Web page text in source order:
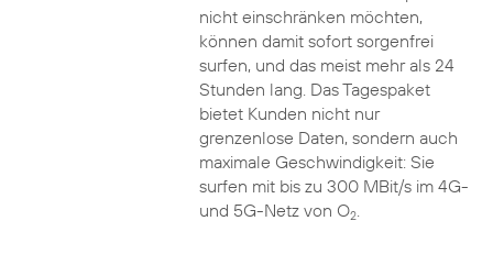
nicht einschränken möchten,
können damit sofort sorgenfrei
surfen, und das meist mehr als 24
Stunden lang. Das Tagespaket
bietet Kunden nicht nur
grenzenlose Daten, sondern auch
maximale Geschwindigkeit: Sie
surfen mit bis zu 300 MBit/s im 4G-
und 5G-Netz von O2.